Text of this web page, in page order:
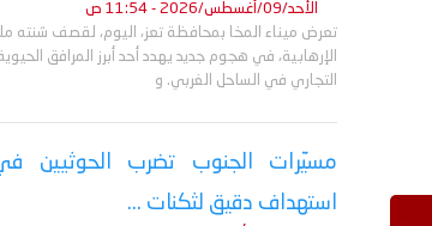
الأحد/09/أغسطس/2026 - 11:54 ص
تعرض ميناء المخا بمحافظة تعز، اليوم، لقصف شنته
الإرهابية، في هجوم جديد يهدد أحد أبرز المرافق
التجاري في الساحل الغربي. و
مسيّرات الجنوب تضرب الحوثيين
استهداف دقيق لثكنات ...